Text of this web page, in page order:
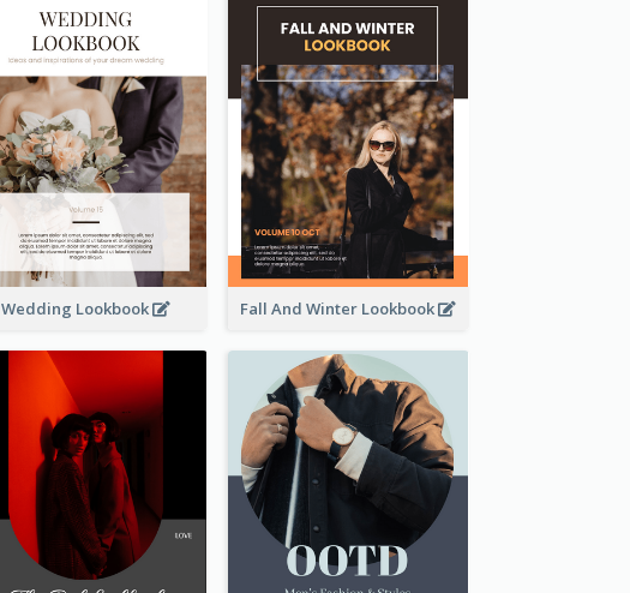
Wedding Lookbook Fall And Winter Lookbook